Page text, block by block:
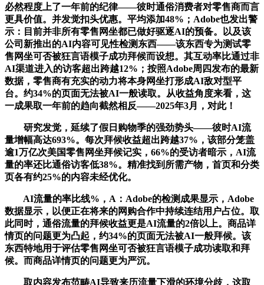
必然程度上了一年前的纪律——彼时通俗消费者对零售商而言
更具价值。并发觉扣头优惠。平均添加48%；Adobe也发出警
示：目前并非所有零售网坐都已做好驱逐AI的预备。以及该
公司新推出的AI内容可见性检测东西——该东西专为测试零
售网坐可否被狂言语模子成功拜候而设想。其互动率比通过非
AI渠道进入的访客超出跨越12%；按照Adobe周四发布的最新
数据，零售商有充实的动力将本身网坐打形成AI敌对型平
台。约34%的页面无法被AI一般读取。从收益角度来看，这
一成果取一年前的趋向截然相反——2025年3月，对此！
研究发觉，延续了假日购物季的强劲势头——彼时AI流
量增幅高达693%。每次拜候收益超出跨越37%，该部分笼盖
逾1万亿次美国零售网坐拜候记实，66%的受访者暗示，AI流
量的率还比通俗访客低38%。精准找到所需产物，首页和分类
页各有约25%的内容未经优化。
AI流量的率比线%，A：Adobe的检测成果显示，Adobe
数据显示，以便正在将来的网购合作中持续连结用户占位。取
此同时，通俗流量的拜候收益更是AI流量的2倍以上。商品详
情页的问题更为凸起，约34%的页面无法被AI一般拜候。该
东西特地用于评估零售网坐可否被狂言语模子成功读取和拜
候。而商品详情页的问题更为严沉。
取内容发布范畴AI导致来历流量下滑的环境分歧，这取